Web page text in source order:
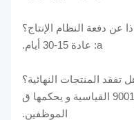
ج: نعم، سنفعل التفتيش وفقا إسو 9001 القياسية و يحكمها ق
الموظفين.